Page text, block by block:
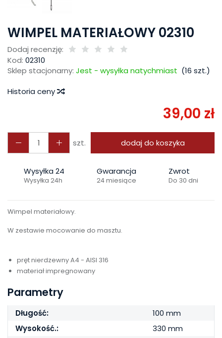
WIMPEL MATERIAŁOWY 02310
Dodaj recenzję:
Kod: 02310
Sklep stacjonarny: Jest - wysyłka natychmiast (16 szt.)
Historia ceny
39,00 zł
szt. dodaj do koszyka
Wysyłka 24
Wysyłka 24h
Gwarancja
24 miesiące
Zwrot
Do 30 dni
Wimpel materiałowy.
W zestawie mocowanie do masztu.
pręt nierdzewny A4 - AISI 316
materiał impregnowany
Parametry
Długość:
100 mm
Wysokość.:
330 mm